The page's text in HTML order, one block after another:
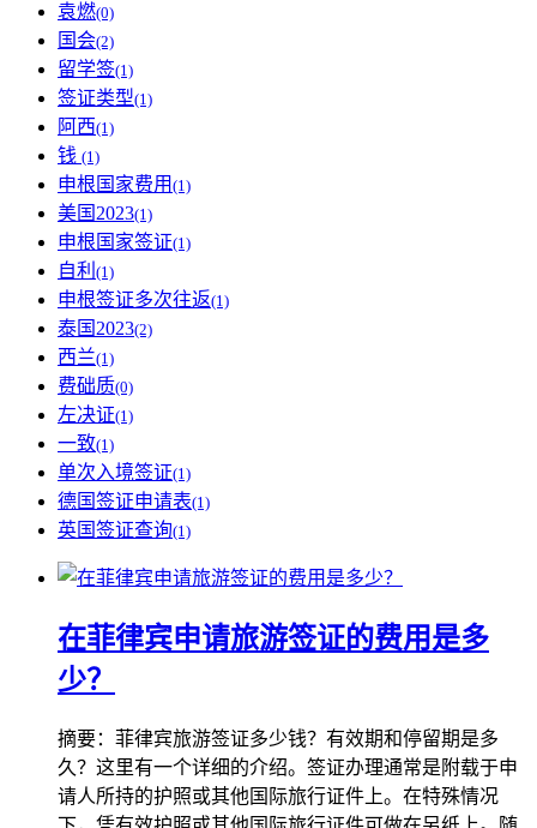
袁燃(0)
国会(2)
留学签(1)
签证类型(1)
阿西(1)
钱 (1)
申根国家费用 (1)
美国2023(1)
申根国家签证(1)
自利 (1)
申根签证多次往返(1)
泰国2023(2)
西兰(1)
费础质(0)
左决证(1)
一致(1)
单次入境签证(1)
德国签证申请表(1)
英国签证查询(1)
在菲律宾申请旅游签证的费用是多
少？
摘要：菲律宾旅游签证多少钱？有效期和停留期是多
久？这里有一个详细的介绍。签证办理通常是附载于申
请人所持的护照或其他国际旅行证件上。在特殊情况